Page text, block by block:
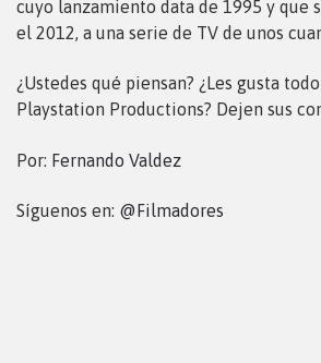
cuyo lanzamiento data de 1995 y que
el 2012, a una serie de TV de unos
¿Ustedes qué piensan? ¿Les gusta
Playstation Productions? Dejen sus
Por: Fernando Valdez
Síguenos en: @Filmadores